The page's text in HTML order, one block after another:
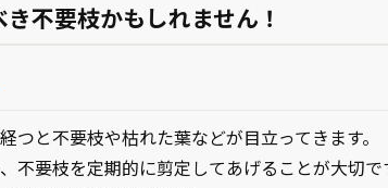
不要枝かもしれません！
と不要枝や枯れた葉などが目立ってきます。
不要枝を定期的に剪定してあげることが大切で